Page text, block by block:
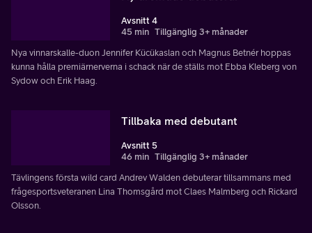
Avsnitt 4
45 min Tillgänglig 3+ månader
Nya vinnarskalle-duon Jennifer Kücükaslan och Magnus Betnér hoppas
kunna hålla premiärnerverna i schack när de ställs mot Ebba Kleberg von
Sydow och Erik Haag.
Tillbaka med debutant
Avsnitt 5
46 min Tillgänglig 3+ månader
Tävlingens första wild card Andrev Walden debuterar tillsammans med
frågesportsveteranen Lina Thomsgård mot Claes Malmberg och Rickard
Olsson.